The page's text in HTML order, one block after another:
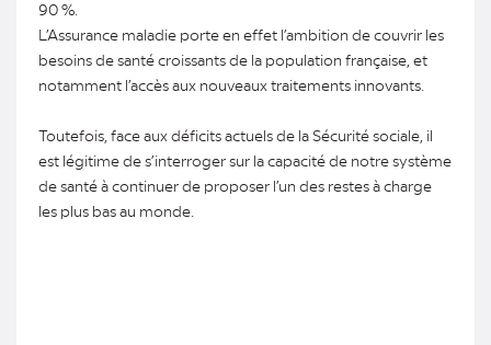
90 %.
L’Assurance maladie porte en effet l’ambition de couvrir les
besoins de santé croissants de la population française, et
notamment l’accès aux nouveaux traitements innovants.
Toutefois, face aux déficits actuels de la Sécurité sociale, il
est légitime de s’interroger sur la capacité de notre système
de santé à continuer de proposer l’un des restes à charge
les plus bas au monde.